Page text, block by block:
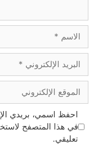
الإلكتروني
الإلكتروني
احفظ اسمي، بريدي
في هذا المتصفح
تعليقي.